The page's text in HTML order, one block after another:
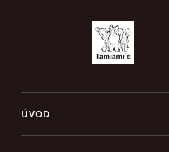
ÚVOD